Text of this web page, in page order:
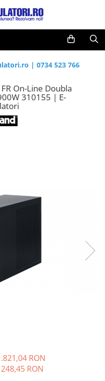
| 0734 523 766
On-Line Doubla
310155 | E-
RON
248,45 RON